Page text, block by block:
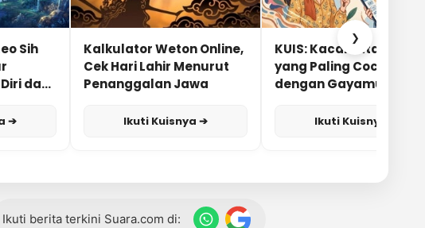
Sih
dan
➔
Kalkulator Weton Online,
Cek Hari Lahir Menurut
Penanggalan Jawa
Ikuti Kuisnya ➔
KUIS: Kacamata Apa
yang Paling Cocok
dengan Gayamu?
Ikuti Kuisnya ➔
❯
Ikuti berita terkini Suara.com di: